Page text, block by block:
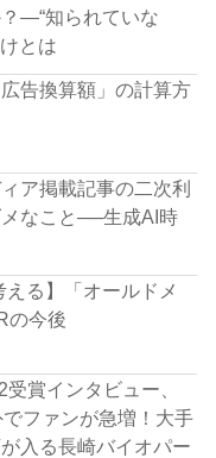
―“知られていな
とは
告換算額」の計算方
ア掲載記事の二次利
なこと──生成AI時
える】「オールドメ
の今後
賞インタビュー、
ファンが急増！大手
入る長崎バイオパー